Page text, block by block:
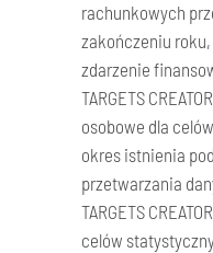
rachunkowych
zakończeniu
zdarzenie
TARGETS
osobowe dla
okres istnienia
przetwarzania
TARGETS
celów